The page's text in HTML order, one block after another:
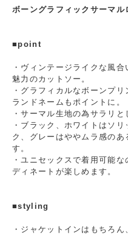
ボーングラフィックサーマ
■point
・ヴィンテージライクな風
魅力のカットソー。
・グラフィカルなボーンプ
ランドネームもポイントに。
・サーマル生地の為サラリと
・ブラック、ホワイトはソ
ク、グレーはややムラ感の
す。
・ユニセックスで着用可能
ディネートが楽しめます。
■styling
・ジャケットインはもちろ